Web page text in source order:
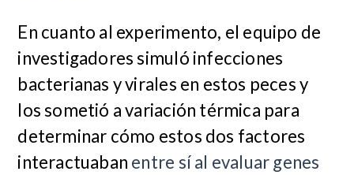
En cuanto al experimento, el equipo de
investigadores simuló infecciones
bacterianas y virales en estos peces y
los sometió a variación térmica para
determinar cómo estos dos factores
interactuaban entre sí al evaluar genes